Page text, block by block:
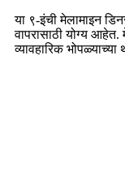
या ९-इंची मेलामाइन
वापरासाठी योग्य
व्यावहारिक